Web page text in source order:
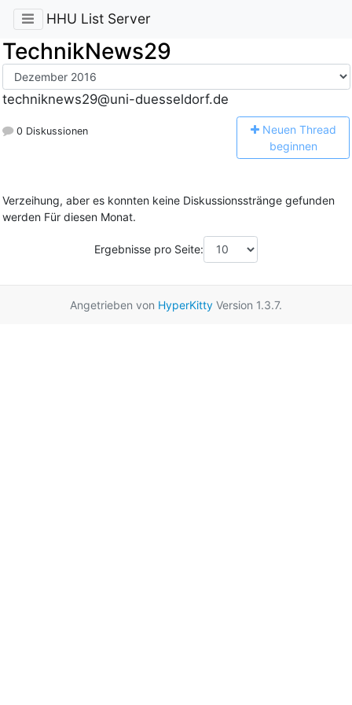
HHU List Server
TechnikNews29
techniknews29@uni-duesseldorf.de
0 Diskussionen Neuen Thread
beginnen
Verzeihung, aber es konnten keine Diskussionsstränge gefunden
werden Für diesen Monat.
Ergebnisse pro Seite:
Angetrieben von HyperKitty Version 1.3.7.